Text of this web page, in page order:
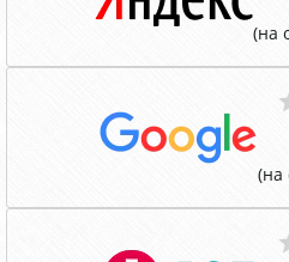
(на
(на